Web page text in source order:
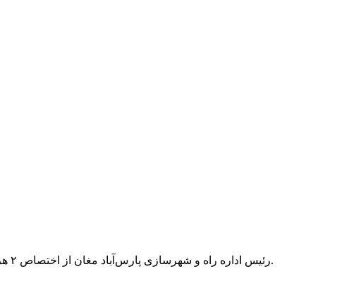
رئیس اداره راه و شهرسازی پارس‌آباد مغان از اختصاص ۲ هزار و ۳۵۰ میلیارد ریال برای طرح‌های در دست اجرای راه‌سازی و بزرگراهی حوزه شهرستان پارس‌آباد مغان در سال جاری خبر داد.